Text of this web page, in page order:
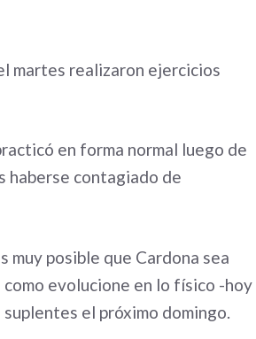
martes realizaron ejercicios
en forma normal luego de
haberse contagiado de
muy posible que Cardona sea
evolucione en lo físico -hoy
el próximo domingo.